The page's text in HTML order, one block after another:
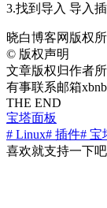
3.找到导入 导入
晓白博客网版权
© 版权声明
文章版权归作者
有事联系邮箱
THE END
宝塔面板
# Linux# 插件# 宝
喜欢就支持一下吧